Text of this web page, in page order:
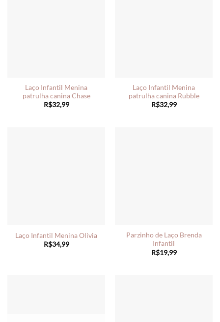
Laço Infantil Menina
patrulha canina Chase
R$32,99
Laço Infantil Menina
patrulha canina Rubble
R$32,99
Laço Infantil Menina Olivia
R$34,99
Parzinho de Laço Brenda
Infantil
R$19,99